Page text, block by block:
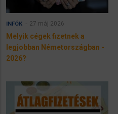
INFÓK 27 máj 2026
Melyik cégek fizetnek a
legjobban Németországban -
2026?